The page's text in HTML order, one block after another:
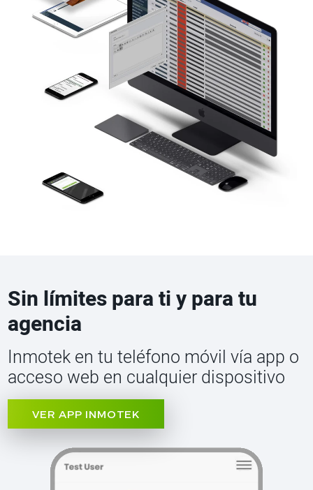
Sin límites para ti y para tu
agencia
Inmotek en tu teléfono móvil vía app o
acceso web en cualquier dispositivo
VER APP INMOTEK